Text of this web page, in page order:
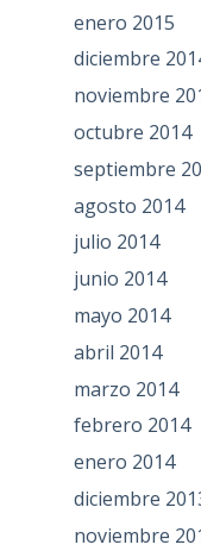
enero 2015
diciembre
noviembre
octubre 2014
septiembre
agosto 2014
julio 2014
junio 2014
mayo 2014
abril 2014
marzo 2014
febrero 2014
enero 2014
diciembre
noviembre